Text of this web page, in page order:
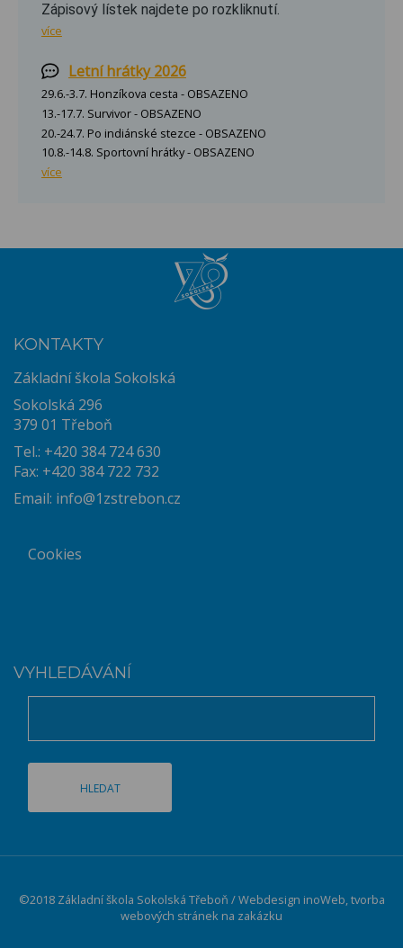
Zápisový lístek najdete po rozkliknutí.
více
Letní hrátky 2026
29.6.-3.7. Honzíkova cesta - OBSAZENO
13.-17.7. Survivor - OBSAZENO
20.-24.7. Po indiánské stezce - OBSAZENO
10.8.-14.8. Sportovní hrátky - OBSAZENO
více
KONTAKTY
Základní škola Sokolská
Sokolská 296
379 01 Třeboň
Tel.: +420 384 724 630
Fax: +420 384 722 732
Email: info@1zstrebon.cz
Cookies
VYHLEDÁVÁNÍ
©2018 Základní škola Sokolská Třeboň / Webdesign inoWeb , tvorba
webových stránek na zakázku